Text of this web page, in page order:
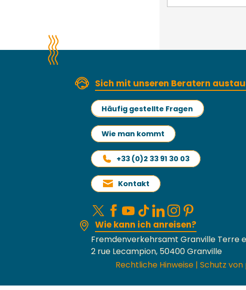
Sich mit unseren Beratern
Häufig gestellte Fragen
Wie man kommt
+33 (0)2 33 91 30 03
Kontakt
Wie kann ich anreisen?
Fremdenverkehrsamt Granville Terre
2 rue Lecampion, 50400 Granville
Rechtliche Hinweise | Schutz